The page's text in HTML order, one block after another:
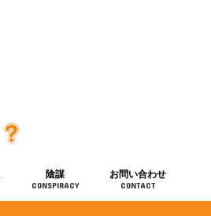
陰謀
CONSPIRACY
お問い合わせ
CONTACT